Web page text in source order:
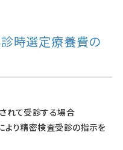
時選定療養費の
れて受診する場合
より精密検査受診の指示を